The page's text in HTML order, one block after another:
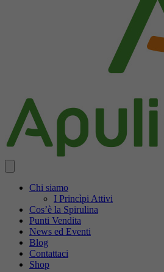
Chi siamo
I Princìpi Attivi
Cos’è la Spirulina
Punti Vendita
News ed Eventi
Blog
Contattaci
Shop